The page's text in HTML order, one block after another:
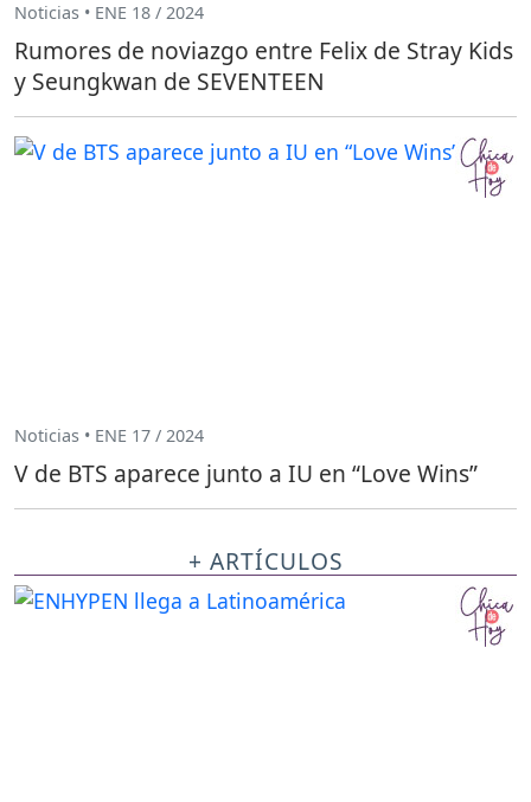
Noticias • ENE 18 / 2024
Rumores de noviazgo entre Felix de Stray Kids
y Seungkwan de SEVENTEEN
Noticias • ENE 17 / 2024
V de BTS aparece junto a IU en “Love Wins”
+ ARTÍCULOS